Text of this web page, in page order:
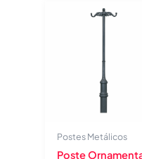
Postes Metálicos
Poste